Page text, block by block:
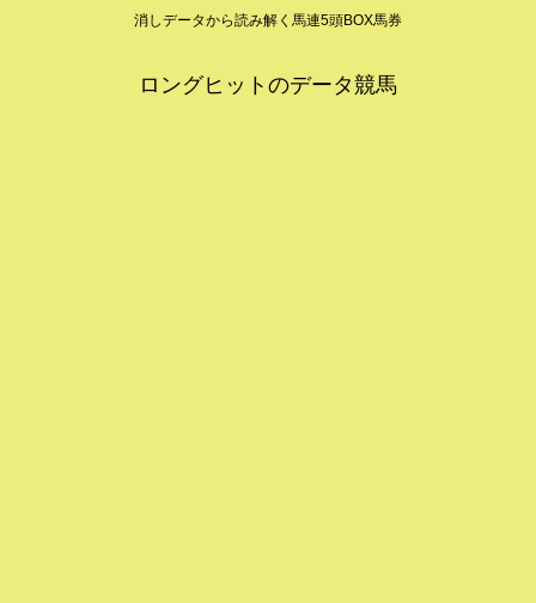
消しデータから読み解く馬連5頭BOX馬券
ロングヒットのデータ競馬